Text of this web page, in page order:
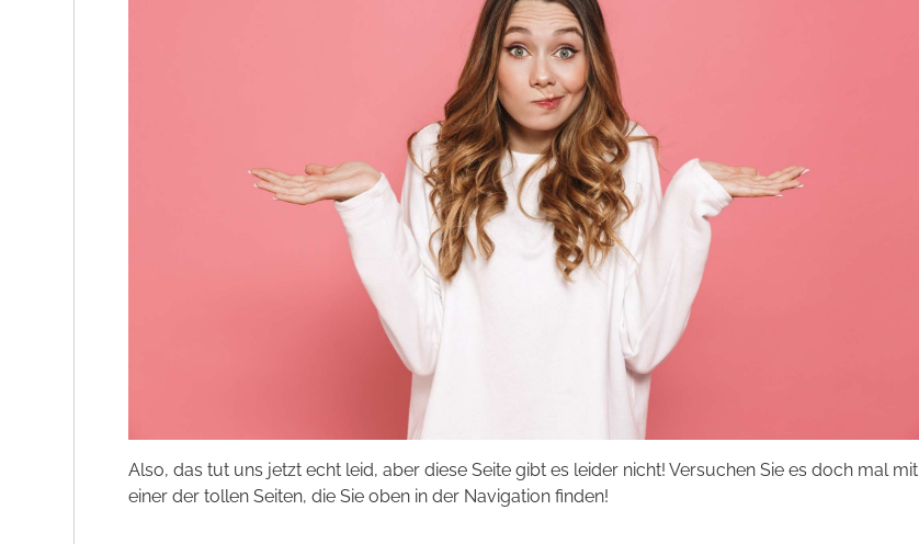
Also, das tut uns jetzt echt leid, aber diese Seite gibt es leider nicht! Versuchen Sie es doch mal mit
einer der tollen Seiten, die Sie oben in der Navigation finden!